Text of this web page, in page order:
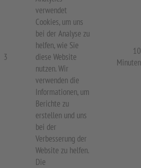
3
verwendet
Cookies, um uns
bei der Analyse zu
helfen, wie Sie
diese Website
nutzen. Wir
verwenden die
Informationen, um
Berichte zu
erstellen und uns
bei der
Verbesserung der
Website zu helfen.
Die
10
Minuten